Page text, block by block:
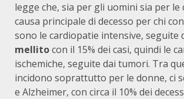
legge che, sia per gli uomini sia per le
causa principale di decesso per chi
sono le cardiopatie intensive, seguite
mellitocon il 15% dei casi, quindi le
ischemiche, seguite dai tumori. Tra
incidono soprattutto per le donne, ci
e Alzheimer, con circa il 10% dei